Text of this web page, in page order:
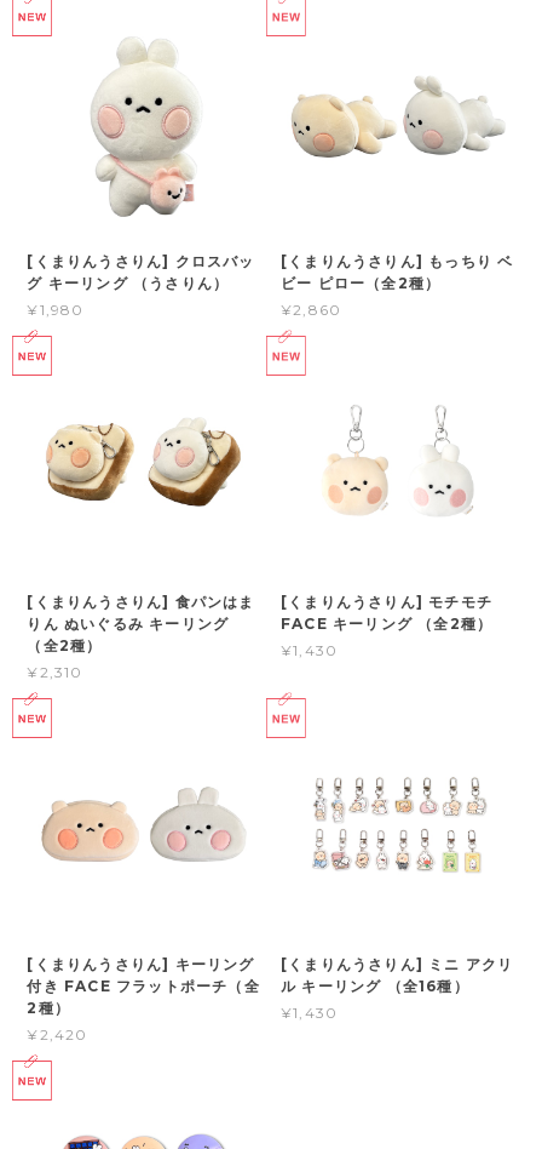
[くまりんうさりん] クロスバッ
グ キーリング （うさりん）
¥1,980
[くまりんうさりん] もっちり ベ
ビー ピロー（全2種）
¥2,860
[くまりんうさりん] 食パンはま
りん ぬいぐるみ キーリング
（全2種）
¥2,310
[くまりんうさりん] モチモチ
FACE キーリング （全2種）
¥1,430
[くまりんうさりん] キーリング
付き FACE フラットポーチ（全
2種）
¥2,420
[くまりんうさりん] ミニ アクリ
ル キーリング （全16種）
¥1,430